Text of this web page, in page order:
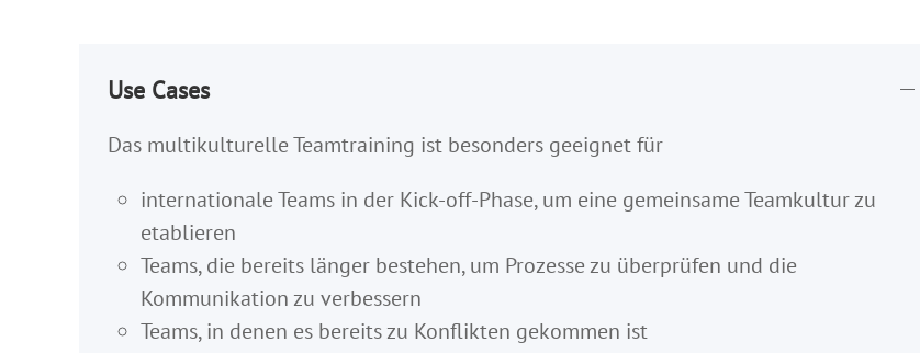
Use Cases
Das multikulturelle Teamtraining ist besonders geeignet für
internationale Teams in der Kick-off-Phase, um eine gemeinsame Teamkultur zu
etablieren
Teams, die bereits länger bestehen, um Prozesse zu überprüfen und die
Kommunikation zu verbessern
Teams, in denen es bereits zu Konflikten gekommen ist